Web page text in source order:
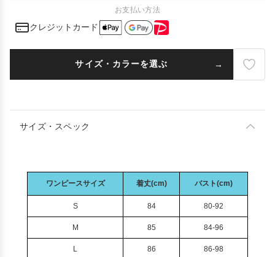
お支払い方法
クレジットカード
サイズ・カラーを選ぶ
サイズ・スペック
ワンピースサイズ 着丈(cm) バスト(cm)
S 84 80-92
M 85 84-96
L 86 86-98